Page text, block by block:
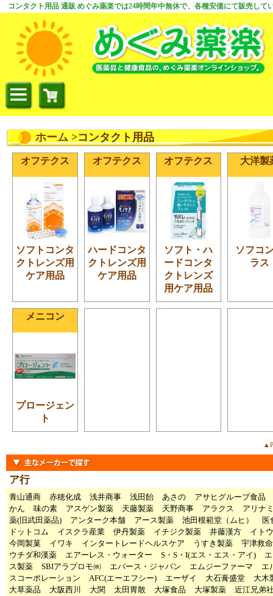
コンタクト用品 通販 めぐみ薬楽では24時間年中無休で、各種安価にて販売して
ホーム >コンタクト用品
オフテクス
ソフトコンタ
クトレンズ用
ケア用品
オフテクス
ハードコンタ
クトレンズ用
ケア用品
オフテクス
ソフト・ハ
ードコンタ
クトレンズ
用ケア用品
大洋製
ソフコ
ラス
メニコン
プロージェン
ト
ア行
青山通商 赤穂化成 浅井商事 浅田飴 あさの
アサヒグループ食品
かん
味の素 アスゲン製薬 天藤製薬 天野商事 アラクス
アリナ
薬(旧武田薬品)
アンターク本舗 アース製薬 池田模範堂（ムヒ）
医
ドットコム
イスクラ産業 伊丹製薬 イチジク製薬 井藤漢方
イト
今岡製菓
イワキ インタートレードヘルスケア うすき製薬
宇津救
ウチダ和漢薬
エアーレス・ウォーター S・S・I(エス・エス・アイ)
ス製薬
SBIアラプロモ㈱ エバース・ジャパン エムジーファーマ
エ
スコーポレーション
AFC(エーエフシー) エーザイ 大石膏盛堂
大木
大草薬品
大阪西川 大関 太田胃散 大塚食品 大塚製薬
近江兄弟